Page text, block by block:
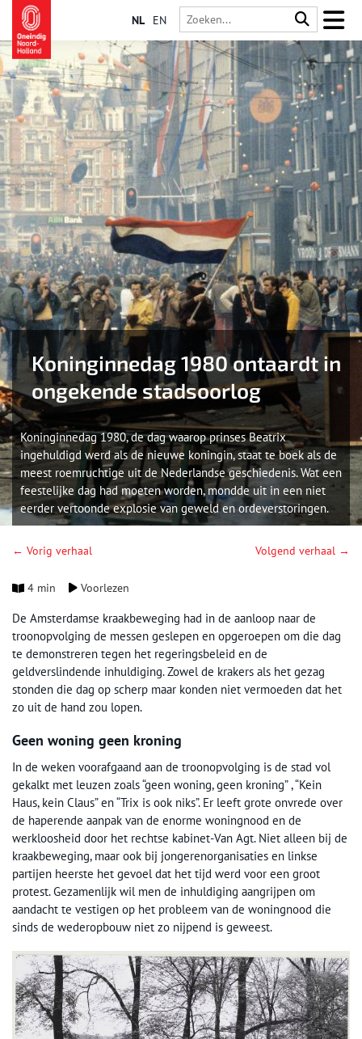
NL EN
Koninginnedag 1980 ontaardt in
ongekende stadsoorlog
Koninginnedag 1980, de dag waarop prinses Beatrix
ingehuldigd werd als de nieuwe koningin, staat te boek als de
meest roemruchtige uit de Nederlandse geschiedenis. Wat een
feestelijke dag had moeten worden, mondde uit in een niet
eerder vertoonde explosie van geweld en ordeverstoringen.
← Vorig verhaal Volgend verhaal →
4 min Voorlezen
De Amsterdamse kraakbeweging had in de aanloop naar de
troonopvolging de messen geslepen en opgeroepen om die dag
te demonstreren tegen het regeringsbeleid en de
geldverslindende inhuldiging. Zowel de krakers als het gezag
stonden die dag op scherp maar konden niet vermoeden dat het
zo uit de hand zou lopen.
Geen woning geen kroning
In de weken voorafgaand aan de troonopvolging is de stad vol
gekalkt met leuzen zoals “geen woning, geen kroning” , “Kein
Haus, kein Claus” en “Trix is ook niks”. Er leeft grote onvrede over
de haperende aanpak van de enorme woningnood en de
werkloosheid door het rechtse kabinet-Van Agt. Niet alleen bij de
kraakbeweging, maar ook bij jongerenorganisaties en linkse
partijen heerste het gevoel dat het tijd werd voor een groot
protest. Gezamenlijk wil men de inhuldiging aangrijpen om
aandacht te vestigen op het probleem van de woningnood die
sinds de wederopbouw niet zo nijpend is geweest.